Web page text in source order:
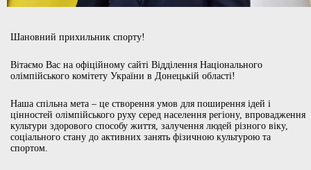
Шановний прихильник спорту!
Вітаємо Вас на офіційному сайті Відділення Національного
олімпійського комітету України в Донецькій області!
Наша спільна мета – це створення умов для поширення ідей і
цінностей олімпійського руху серед населення регіону, впровадження
культури здорового способу життя, залучення людей різного віку,
соціального стану до активних занять фізичною культурою та
спортом.